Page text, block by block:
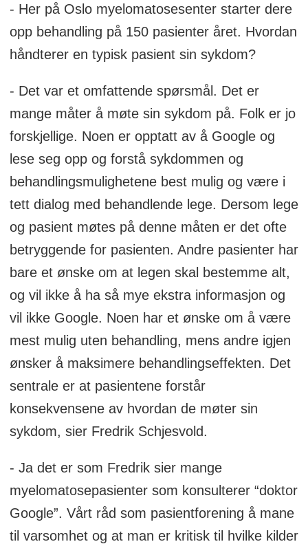
- Her på Oslo myelomatosesenter starter dere
opp behandling på 150 pasienter året. Hvordan
håndterer en typisk pasient sin sykdom?
- Det var et omfattende spørsmål. Det er
mange måter å møte sin sykdom på. Folk er jo
forskjellige. Noen er opptatt av å Google og
lese seg opp og forstå sykdommen og
behandlingsmulighetene best mulig og være i
tett dialog med behandlende lege. Dersom lege
og pasient møtes på denne måten er det ofte
betryggende for pasienten. Andre pasienter har
bare et ønske om at legen skal bestemme alt,
og vil ikke å ha så mye ekstra informasjon og
vil ikke Google. Noen har et ønske om å være
mest mulig uten behandling, mens andre igjen
ønsker å maksimere behandlingseffekten. Det
sentrale er at pasientene forstår
konsekvensene av hvordan de møter sin
sykdom, sier Fredrik Schjesvold.
- Ja det er som Fredrik sier mange
myelomatosepasienter som konsulterer “doktor
Google”. Vårt råd som pasientforening å mane
til varsomhet og at man er kritisk til hvilke kilder